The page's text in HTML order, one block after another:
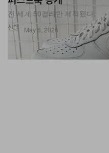
신발
전 세계 50켤레만 제작됐다.
May 6, 2026